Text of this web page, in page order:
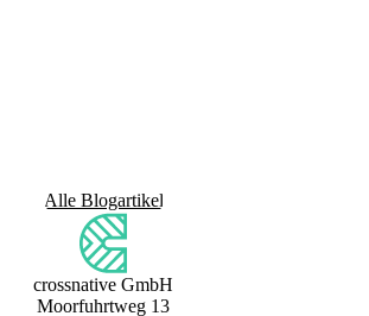
Alle Blogartikel
crossnative GmbH
Moorfuhrtweg 13